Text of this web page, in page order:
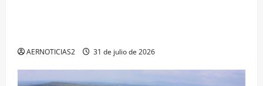
AERNOTICIAS2 31 de julio de 2026